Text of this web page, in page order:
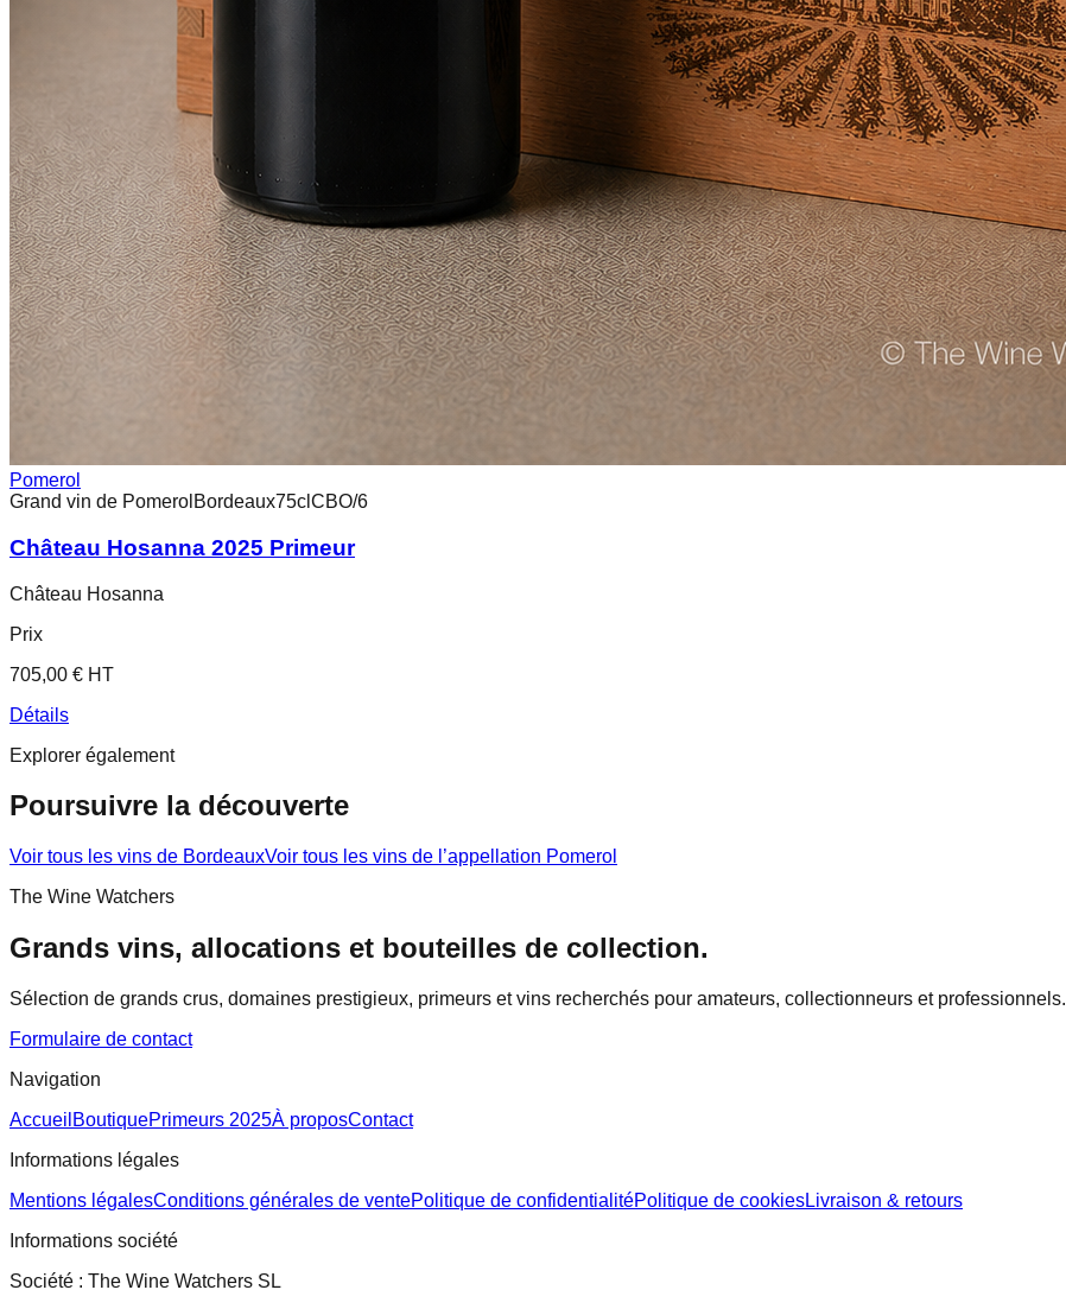
Pomerol
Grand vin de Pomerol Bordeaux75cl CBO/6
Château Hosanna 2025 Primeur
Château Hosanna
Prix
705,00 € HT
Détails
Explorer également
Poursuivre la découverte
Voir tous les vins de BordeauxVoir tous les vins de l’appellation Pomerol
The Wine Watchers
Grands vins, allocations et bouteilles de collection.
Sélection de grands crus, domaines prestigieux, primeurs et vins recherchés pour amateurs, collectionneurs et professionnels.
Formulaire de contact
Navigation
Accueil BoutiquePrimeurs 2025À proposContact
Informations légales
Mentions légalesConditions générales de ventePolitique de confidentialitéPolitique de cookiesLivraison & retours
Informations société
Société : The Wine Watchers SL